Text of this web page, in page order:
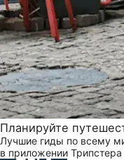
Планируйте
Лучшие гиды по всему
в приложении Трипстера